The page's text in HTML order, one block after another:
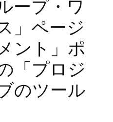
ープ・ワ
」ページ
ント」ポ
「プロジ
のツール